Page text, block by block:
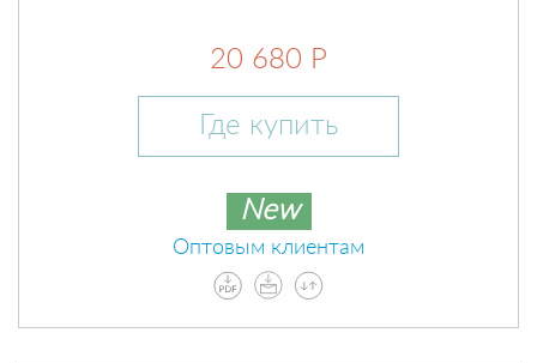
20 680 Р
Где купить
New
Оптовым клиентам